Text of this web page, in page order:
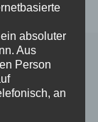
absoluter
Aus
Person
an